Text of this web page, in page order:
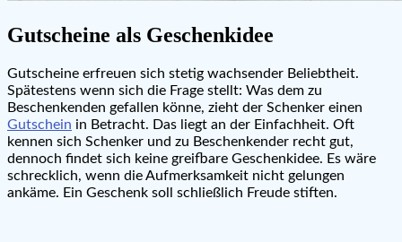
Gutscheine als Geschenkidee
Gutscheine erfreuen sich stetig wachsender Beliebtheit.
Spätestens wenn sich die Frage stellt: Was dem zu
Beschenkenden gefallen könne, zieht der Schenker einen
Gutschein in Betracht. Das liegt an der Einfachheit. Oft
kennen sich Schenker und zu Beschenkender recht gut,
dennoch findet sich keine greifbare Geschenkidee. Es wäre
schrecklich, wenn die Aufmerksamkeit nicht gelungen
ankäme. Ein Geschenk soll schließlich Freude stiften.